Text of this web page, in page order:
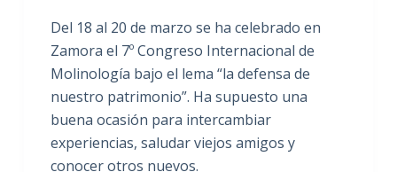
Del 18 al 20 de marzo se ha celebrado en
Zamora el 7º Congreso Internacional de
Molinología bajo el lema “la defensa de
nuestro patrimonio”. Ha supuesto una
buena ocasión para intercambiar
experiencias, saludar viejos amigos y
conocer otros nuevos.